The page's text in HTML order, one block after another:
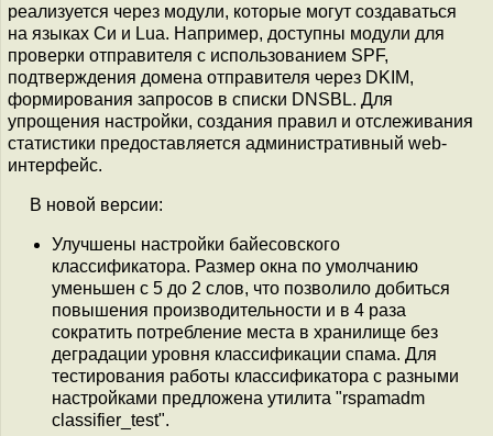
реализуется через модули, которые могут создаваться
на языках Си и Lua. Например, доступны модули для
проверки отправителя с использованием SPF,
подтверждения домена отправителя через DKIM,
формирования запросов в списки DNSBL. Для
упрощения настройки, создания правил и отслеживания
статистики предоставляется административный web-
интерфейс.
В новой версии:
Улучшены настройки байесовского
классификатора. Размер окна по умолчанию
уменьшен с 5 до 2 слов, что позволило добиться
повышения производительности и в 4 раза
сократить потребление места в хранилище без
деградации уровня классификации спама. Для
тестирования работы классификатора с разными
настройками предложена утилита "rspamadm
classifier_test".